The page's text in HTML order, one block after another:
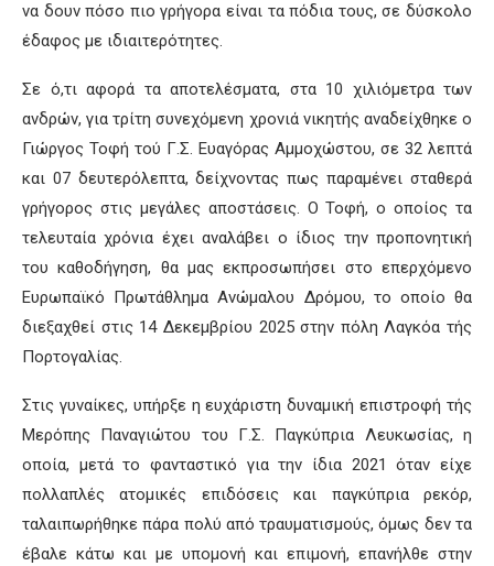
να δουν πόσο πιο γρήγορα είναι τα πόδια τους, σε δύσκολο
έδαφος με ιδιαιτερότητες.
Σε ό,τι αφορά τα αποτελέσματα, στα 10 χιλιόμετρα των
ανδρών, για τρίτη συνεχόμενη χρονιά νικητής αναδείχθηκε ο
Γιώργος Τοφή τού Γ.Σ. Ευαγόρας Αμμοχώστου, σε 32 λεπτά
και 07 δευτερόλεπτα, δείχνοντας πως παραμένει σταθερά
γρήγορος στις μεγάλες αποστάσεις. Ο Τοφή, ο οποίος τα
τελευταία χρόνια έχει αναλάβει ο ίδιος την προπονητική
του καθοδήγηση, θα μας εκπροσωπήσει στο επερχόμενο
Ευρωπαϊκό Πρωτάθλημα Ανώμαλου Δρόμου, το οποίο θα
διεξαχθεί στις 14 Δεκεμβρίου 2025 στην πόλη Λαγκόα τής
Πορτογαλίας.
Στις γυναίκες, υπήρξε η ευχάριστη δυναμική επιστροφή τής
Μερόπης Παναγιώτου του Γ.Σ. Παγκύπρια Λευκωσίας, η
οποία, μετά το φανταστικό για την ίδια 2021 όταν είχε
πολλαπλές ατομικές επιδόσεις και παγκύπρια ρεκόρ,
ταλαιπωρήθηκε πάρα πολύ από τραυματισμούς, όμως δεν τα
έβαλε κάτω και με υπομονή και επιμονή, επανήλθε στην